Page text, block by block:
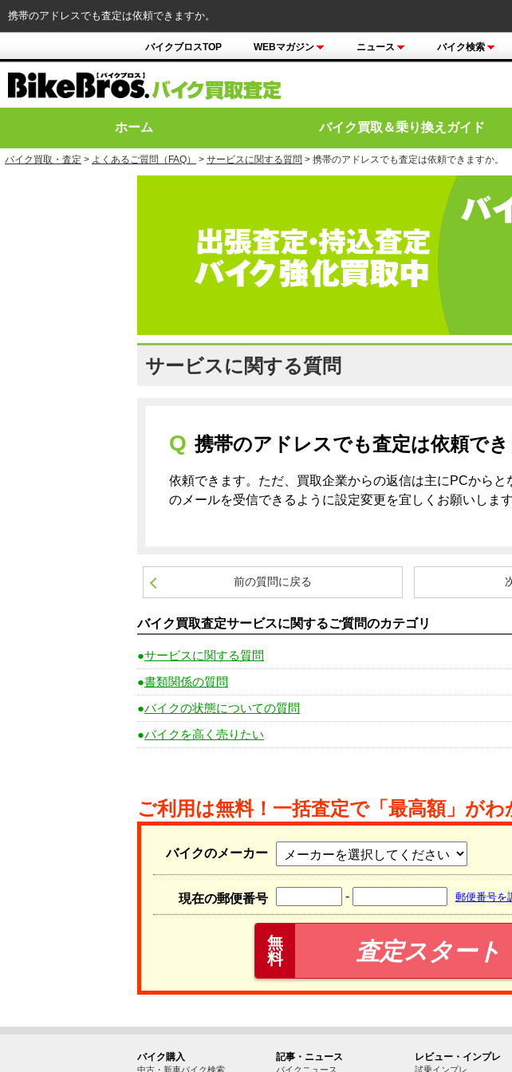
携帯のアドレスでも査定は依頼できますか。
バイクブロスTOP WEBマガジン ニュース バイク検索
ホーム バイク買取＆乗り換えガイド
バイク買取・査定 > よくあるご質問（FAQ） > サービスに関する質問 > 携帯のアドレスでも査定は依頼できますか。
サービスに関する質問
携帯のアドレスでも査定は依頼でき
依頼できます。ただ、買取企業からの返信は主にPCからと
のメールを受信できるように設定変更を宜しくお願いします
前の質問に戻る
バイク買取査定サービスに関するご質問のカテゴリ
サービスに関する質問
書類関係の質問
バイクの状態についての質問
バイクを高く売りたい
ご利用は無料！一括査定で「最高額」がわ
バイクのメーカー
現在の郵便番号 - 郵便番号を
無
料
査定スタート
バイク購入
中古・新車バイク検索
記事・ニュース
バイクニュース
レビュー・インプレ
試乗インプレ